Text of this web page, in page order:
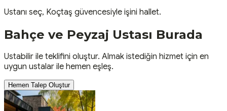
Ustanı seç, Koçtaş güvencesiyle işini hallet.
Bahçe ve Peyzaj Ustası Burada
Ustabilir ile teklifini oluştur. Almak istediğin hizmet için en
uygun ustalar ile hemen eşleş.
Hemen Talep Oluştur